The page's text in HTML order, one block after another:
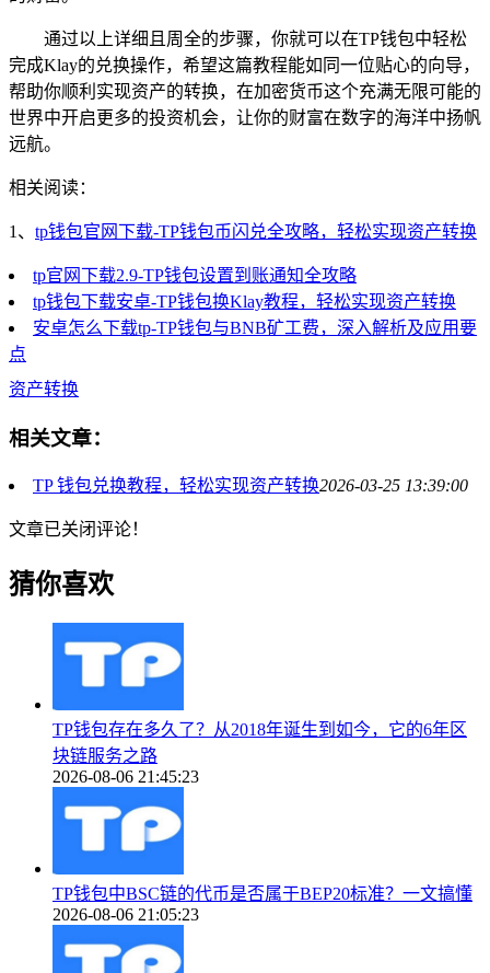
通过以上详细且周全的步骤，你就可以在TP钱包中轻松
完成Klay的兑换操作，希望这篇教程能如同一位贴心的向导，
帮助你顺利实现资产的转换，在加密货币这个充满无限可能的
世界中开启更多的投资机会，让你的财富在数字的海洋中扬帆
远航。
相关阅读：
1、 tp钱包官网下载-TP钱包币闪兑全攻略，轻松实现资产转换
tp官网下载2.9-TP钱包设置到账通知全攻略
tp钱包下载安卓-TP钱包换Klay教程，轻松实现资产转换
安卓怎么下载tp-TP钱包与BNB矿工费，深入解析及应用要
点
资产转换
相关文章：
TP 钱包兑换教程，轻松实现资产转换2026-03-25 13:39:00
文章已关闭评论！
猜你喜欢
TP钱包存在多久了？从2018年诞生到如今，它的6年区
块链服务之路
2026-08-06 21:45:23
TP钱包中BSC链的代币是否属于BEP20标准？一文搞懂
2026-08-06 21:05:23